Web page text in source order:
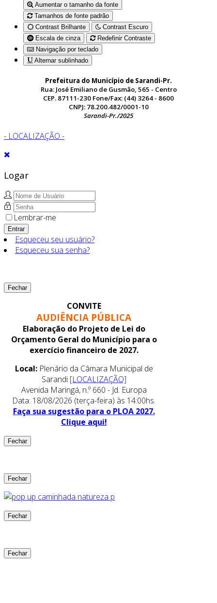
Aumentar o tamanho da fonte
Tamanhos de fonte padrão
Contrast Brilhante
Contrast Escuro
Escala de cinza
Redefinir Contraste
Navigação por teclado
Alternar sublinhado
Prefeitura do Município de Sarandi-Pr.
Rua: José Emiliano de Gusmão, 565 - Centro
CEP. 87111-230 Fone/Fax: (44) 3264 - 8600
CNPJ: 78.200.482/0001-10
Sarandi-Pr./2025
- LOCALIZAÇÃO -
Logar
Lembrar-me
Entrar
Esqueceu seu usuário?
Esqueceu sua senha?
Fechar
CONVITE
AUDIÊNCIA PÚBLICA
Elaboração do Projeto de Lei do
Orçamento Geral do Município para o
exercício financeiro de 2027.
Local:Plenário da Câmara Municipal de
Sarandi [LOCALIZAÇÃO]
Avenida Maringá, n.º 660 - Jd. Europa
Data: 18/08/2026 (terça-feira) às 14:00hs.
Faça sua sugestão para o PLOA 2027.
Clique aqui!
Fechar
Fechar
Fechar
Fechar